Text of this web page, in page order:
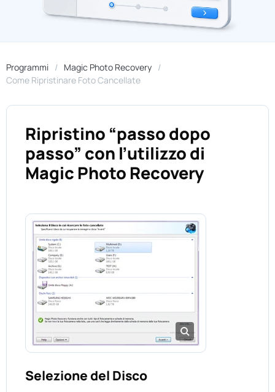
Programmi
Magic Photo Recovery
Come Ripristinare Foto Cancellate
Ripristino “passo dopo
passo” con l’utilizzo di
Magic Photo Recovery
Selezione del Disco